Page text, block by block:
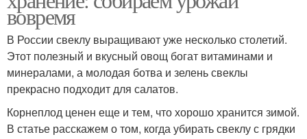
вовремя
В России свеклу выращивают уже несколько столетий.
Этот полезный и вкусный овощ богат витаминами и
минералами, а молодая ботва и зелень свеклы
прекрасно подходит для салатов.
Корнеплод ценен еще и тем, что хорошо хранится зимой.
В статье расскажем о том, когда убирать свеклу с грядки